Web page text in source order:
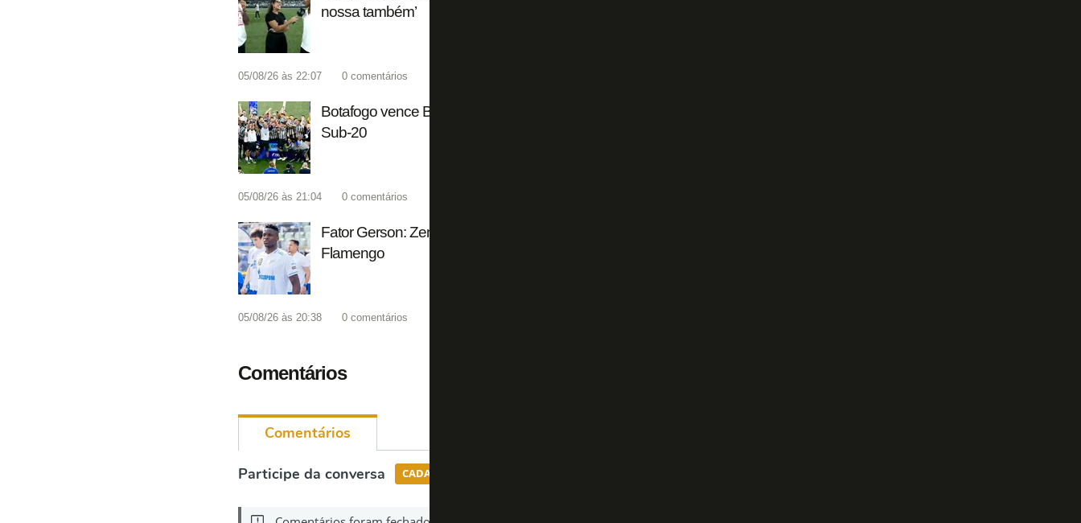
nossa também’
05/08/26 às 22:07 0 comentários
Botafogo vence Bangu no último minuto e conquista o 10º título do Torneio OPG
Sub-20
05/08/26 às 21:04 0 comentários
Fator Gerson: Zenit faz jogo duro para negociar Luiz Henrique, ex-Botafogo, com o
Flamengo
05/08/26 às 20:38 0 comentários
Comentários